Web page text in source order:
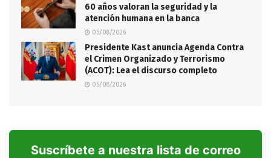
60 años valoran la seguridad y la
atención humana en la banca
05/08/2026
Presidente Kast anuncia Agenda Contra
el Crimen Organizado y Terrorismo
(ACOT): Lea el discurso completo
05/08/2026
Suscríbete a nuestra lista de correo